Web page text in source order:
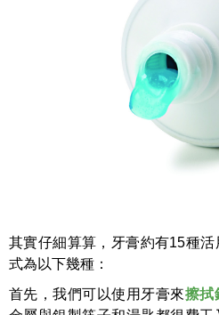
其實仔細算算，牙膏約有15種
式為以下幾種：
首先，我們可以使用牙膏來擦拭